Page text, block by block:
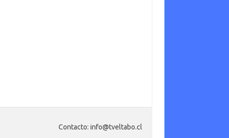
Contacto: info@tveltabo.cl